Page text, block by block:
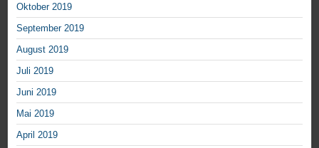
Oktober 2019
September 2019
August 2019
Juli 2019
Juni 2019
Mai 2019
April 2019